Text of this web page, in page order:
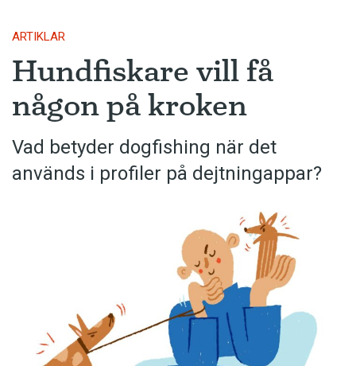
ARTIKLAR
Hundfiskare vill få
någon på kroken
Vad betyder dogfishing när det
används i profiler på dejtningappar?